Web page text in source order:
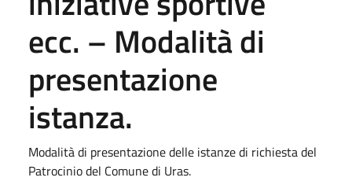
ecc. – Modalità di
presentazione
istanza.
Modalità di presentazione delle istanze di richiesta del
Patrocinio del Comune di Uras.